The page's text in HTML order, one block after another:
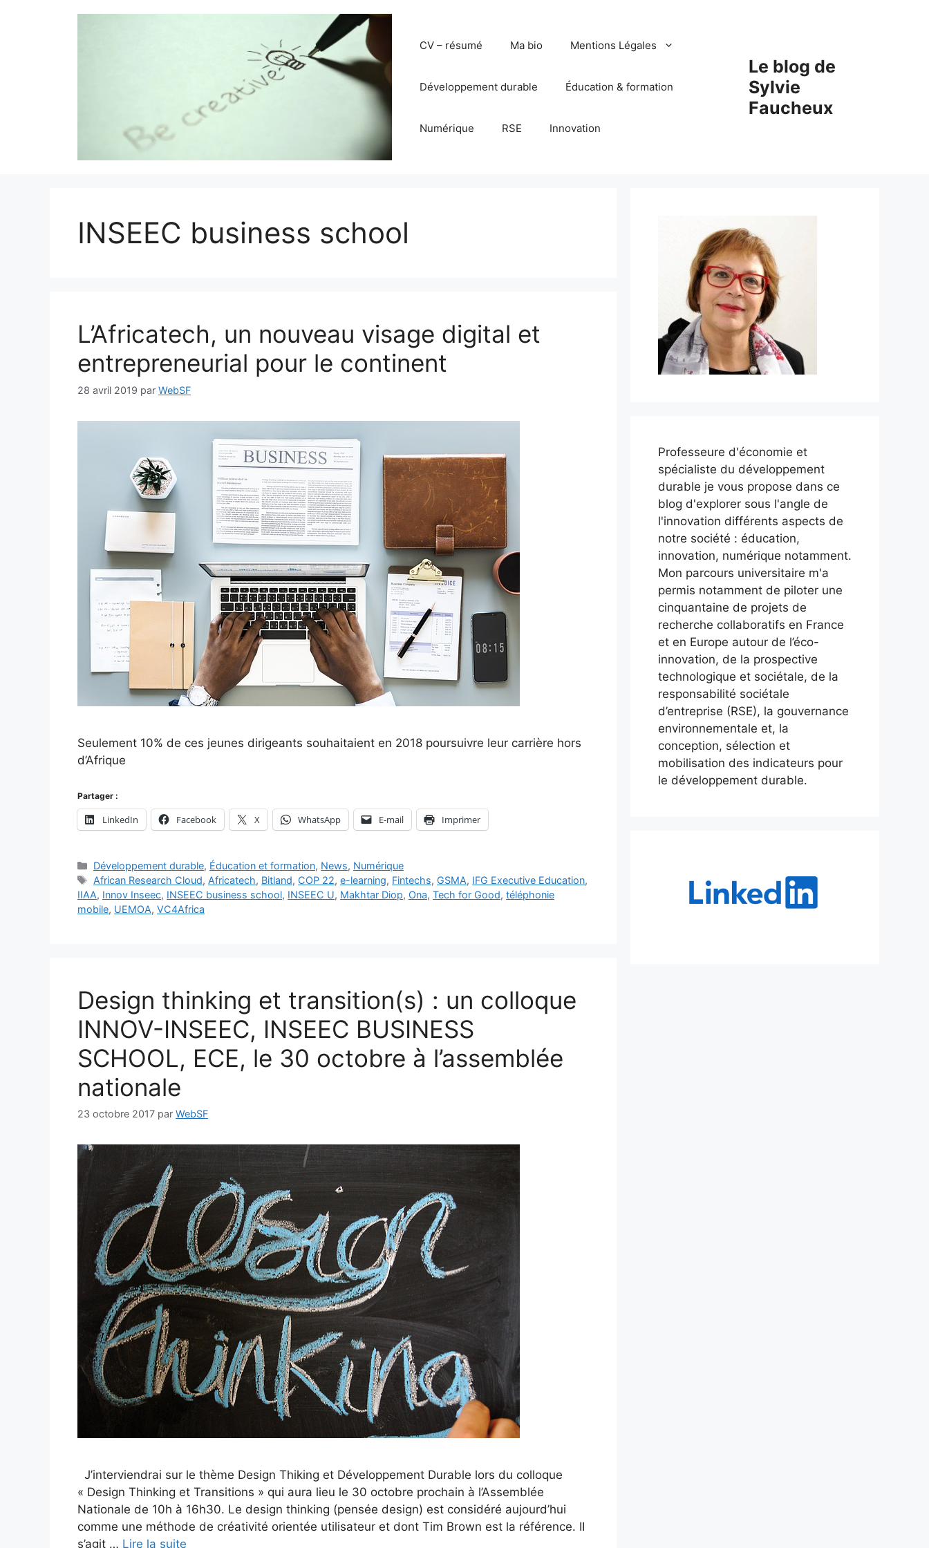
Le blog de
Sylvie
Faucheux
CV – résumé Ma bio Mentions Légales
Développement durable Éducation & formation
Numérique RSE Innovation
INSEEC business school
L’Africatech, un nouveau visage digital et
entrepreneurial pour le continent
28 avril 2019 par WebSF
Seulement 10% de ces jeunes dirigeants souhaitaient en 2018 poursuivre leur carrière hors
d’Afrique
Partager :
LinkedIn Facebook X WhatsApp E-mail Imprimer
Catégories
Développement durable, Éducation et formation, News, Numérique
Étiquettes
African Research Cloud, Africatech, Bitland, COP 22,e-learning, Fintechs, GSMA, IFG Executive Education,
IIAA, Innov Inseec, INSEEC business school, INSEEC U, Makhtar Diop, Ona, Tech for Good, téléphonie
mobile, UEMOA, VC4Africa
Design thinking et transition(s) : un colloque
INNOV-INSEEC, INSEEC BUSINESS
SCHOOL, ECE, le 30 octobre à l’assemblée
nationale
23 octobre 2017 par WebSF
J’interviendrai sur le thème Design Thiking et Développement Durable lors du colloque
« Design Thinking et Transitions » qui aura lieu le 30 octobre prochain à l’Assemblée
Nationale de 10h à 16h30. Le design thinking (pensée design) est considéré aujourd’hui
comme une méthode de créativité orientée utilisateur et dont Tim Brown est la référence. II
s’agit … Lire la suite
Professeure d'économie et
spécialiste du développement
durable je vous propose dans ce
blog d'explorer sous l'angle de
l'innovation différents aspects de
notre société : éducation,
innovation, numérique notamment.
Mon parcours universitaire m'a
permis notamment de piloter une
cinquantaine de projets de
recherche collaboratifs en France
et en Europe autour de l’éco-
innovation, de la prospective
technologique et sociétale, de la
responsabilité sociétale
d’entreprise (RSE), la gouvernance
environnementale et, la
conception, sélection et
mobilisation des indicateurs pour
le développement durable.